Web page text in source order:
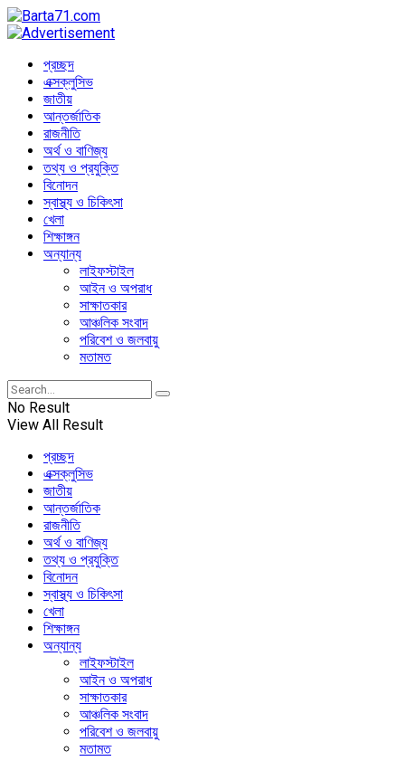
প্রচ্ছদ
এক্সক্লুসিভ
জাতীয়
আন্তর্জাতিক
রাজনীতি
অর্থ ও বাণিজ্য
তথ্য ও প্রযুক্তি
বিনোদন
স্বাস্থ্য ও চিকিৎসা
খেলা
শিক্ষাঙ্গন
অন্যান্য
লাইফস্টাইল
আইন ও অপরাধ
সাক্ষাতকার
আঞ্চলিক সংবাদ
পরিবেশ ও জলবায়ু
মতামত
No Result
View All Result
প্রচ্ছদ
এক্সক্লুসিভ
জাতীয়
আন্তর্জাতিক
রাজনীতি
অর্থ ও বাণিজ্য
তথ্য ও প্রযুক্তি
বিনোদন
স্বাস্থ্য ও চিকিৎসা
খেলা
শিক্ষাঙ্গন
অন্যান্য
লাইফস্টাইল
আইন ও অপরাধ
সাক্ষাতকার
আঞ্চলিক সংবাদ
পরিবেশ ও জলবায়ু
মতামত